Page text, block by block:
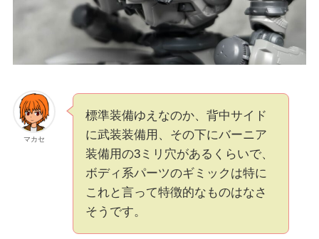
マカセ
標準装備ゆえなのか、背中サイド
に武装装備用、その下にバーニア
装備用の3ミリ穴があるくらいで、
ボディ系パーツのギミックは特に
これと言って特徴的なものはなさ
そうです。